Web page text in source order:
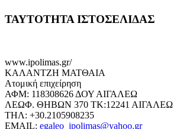
ΤΑΥΤΟΤΗΤΑ ΙΣΤΟΣΕΛΙΔΑΣ
www.ipolimas.gr/
ΚΑΛΑΝΤΖΗ ΜΑΤΘΑΙΑ
Ατομική επιχείρηση
ΑΦΜ: 118308626 ΔΟΥ ΑΙΓΑΛΕΩ
ΛΕΩΦ. ΘΗΒΩΝ 370 ΤΚ:12241 ΑΙΓΑΛΕΩ
ΤΗΛ: +30.2105908235
EMAIL: egaleo_ipolimas@yahoo.gr